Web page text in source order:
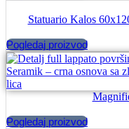
Statuario Kalos
Pogledaj proizvod
Pogledaj proizvod